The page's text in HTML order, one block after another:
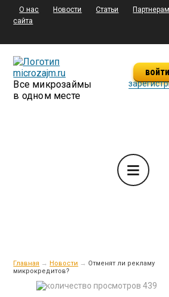
О нас Новости Статьи Партнерам
сайта
Все микрозаймы
в одном месте
войти
Главная → Новости → Отменят ли рекламу
микрокредитов?
439